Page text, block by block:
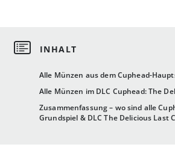
Alle Münzen aus dem Cuphead-
Alle Münzen im DLC Cuphead: The
Zusammenfassung – wo sind alle
Grundspiel & DLC The Delicious Last